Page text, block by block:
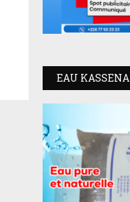
EAU KASSENA